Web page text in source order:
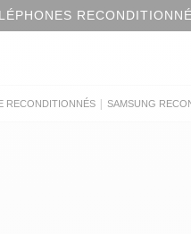
RECONDITIONNÉS SAMSUNG